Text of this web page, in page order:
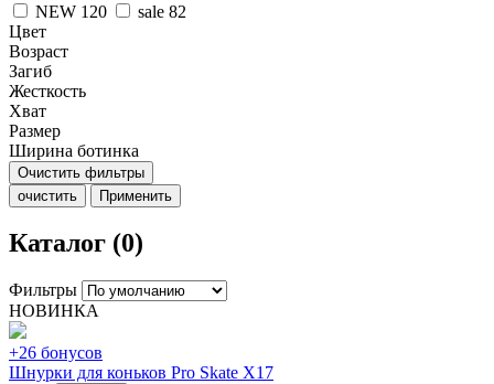
NEW 120 sale 82
Цвет
Возраст
Загиб
Жесткость
Хват
Размер
Ширина ботинка
Очистить фильтры
очистить
Применить
Каталог (0)
Фильтры
НОВИНКА
+26 бонусов
Шнурки для коньков Pro Skate Х17